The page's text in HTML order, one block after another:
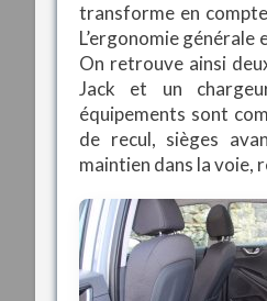
transforme en
L’ergonomie
On retrouve ainsi
Jack et un
équipements sont
de recul, sièges
maintien dans la